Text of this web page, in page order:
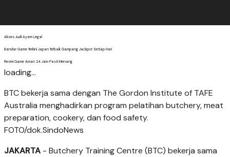
Akses Judi Ayam Legal
Bandar Game Terkini Japan Terbaik Gampang Jackpot Setiap Hari
Resmi Game Aman 24 Jam Pasti Menang
loading...
BTC bekerja sama dengan The Gordon Institute of TAFE
Australia menghadirkan program pelatihan butchery, meat
preparation, cookery, dan food safety.
FOTO/dok.SindoNews
JAKARTA - Butchery Training Centre (BTC) bekerja sama